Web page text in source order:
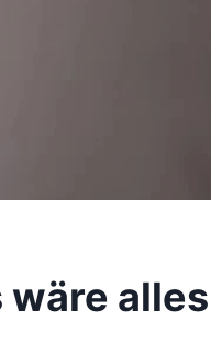
wäre alles